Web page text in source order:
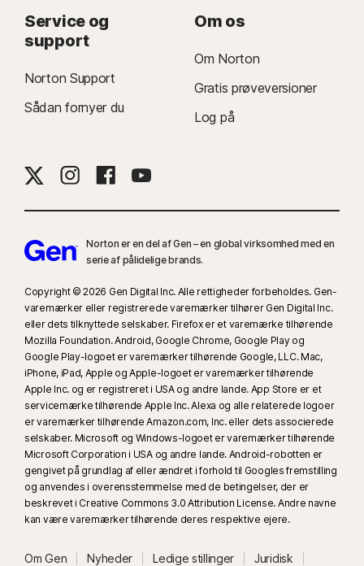
Service og
support
Norton Support
Sådan fornyer du
Om os
Om Norton
Gratis prøveversioner
Log på
Norton er en del af Gen – en global virksomhed med en
serie af pålidelige brands.
Copyright © 2026 Gen Digital Inc. Alle rettigheder forbeholdes. Gen-
varemærker eller registrerede varemærker tilhører Gen Digital Inc.
eller dets tilknyttede selskaber. Firefox er et varemærke tilhørende
Mozilla Foundation. Android, Google Chrome, Google Play og
Google Play-logoet er varemærker tilhørende Google, LLC. Mac,
iPhone, iPad, Apple og Apple-logoet er varemærker tilhørende
Apple Inc. og er registreret i USA og andre lande. App Store er et
servicemærke tilhørende Apple Inc. Alexa og alle relaterede logoer
er varemærker tilhørende Amazon.com, Inc. eller dets associerede
selskaber. Microsoft og Windows-logoet er varemærker tilhørende
Microsoft Corporation i USA og andre lande. Android-robotten er
gengivet på grundlag af eller ændret i forhold til Googles fremstilling
og anvendes i overensstemmelse med de betingelser, der er
beskrevet i Creative Commons 3.0 Attribution License. Andre navne
kan være varemærker tilhørende deres respektive ejere.
Om Gen Nyheder Ledige stillinger Juridisk